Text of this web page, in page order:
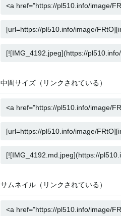
中間サイズ（リンクされている）
サムネイル（リンクされている）